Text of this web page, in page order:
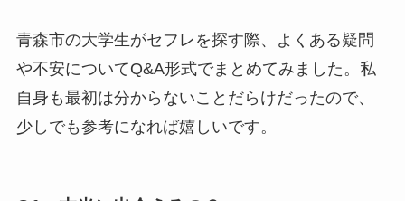
青森市の大学生がセフレを探す際、よくある疑問
や不安についてQ&A形式でまとめてみました。私
自身も最初は分からないことだらけだったので、
少しでも参考になれば嬉しいです。